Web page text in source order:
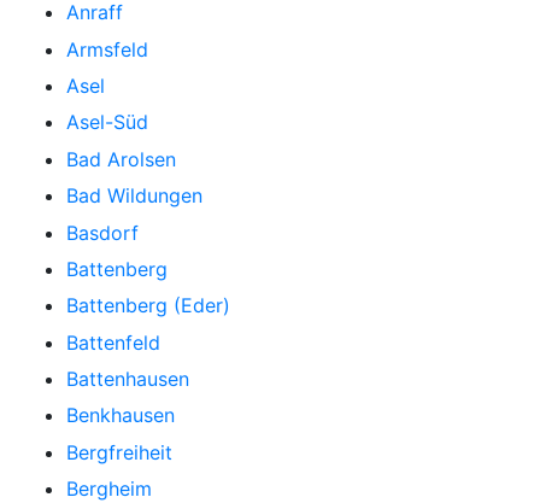
Anraff
Armsfeld
Asel
Asel-Süd
Bad Arolsen
Bad Wildungen
Basdorf
Battenberg
Battenberg (Eder)
Battenfeld
Battenhausen
Benkhausen
Bergfreiheit
Bergheim